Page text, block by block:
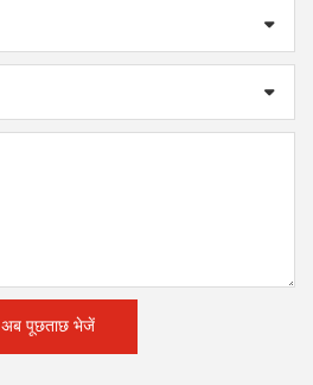
अब पूछताछ भेजें